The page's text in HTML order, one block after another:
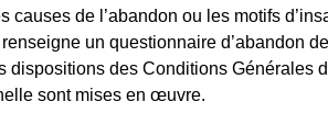
causes de l’abandon ou les motifs
un questionnaire d’abandon
dispositions des Conditions Générales
sont mises en œuvre.